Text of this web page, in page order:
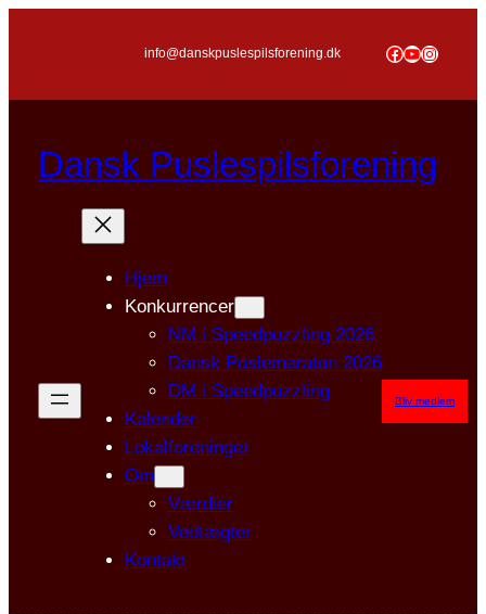
info@danskpuslespilsforening.dk Facebook
YouTube
Dansk Puslespilsforening
Hjem
Konkurrencer
NM i Speedpuzzling 2026
Dansk Puslemaraton 2026
DM i Speedpuzzling
Kalender
Lokalforeninger
Om
Værdier
Vedtægter
Kontakt
Bliv medlem